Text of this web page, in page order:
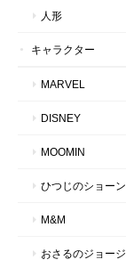
人形
キャラクター
MARVEL
DISNEY
MOOMIN
ひつじのショーン
M&M
おさるのジョージ